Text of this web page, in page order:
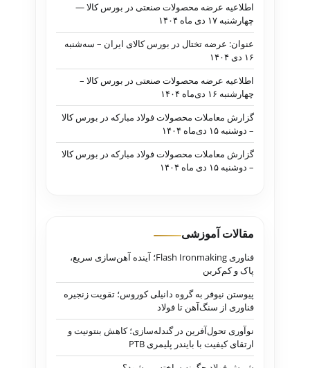
اطلاعیه عرضه محصولات صنعتی در بورس کالا —
چهارشنبه ۱۷ دی ماه ۱۴۰۴
عنوان: عرضه تختال در بورس کالای ایران – سه‌شنبه
۱۶ دی ۱۴۰۴
اطلاعیه عرضه محصولات صنعتی در بورس کالا –
چهارشنبه ۱۶ دی‌ماه ۱۴۰۴
گزارش معاملات محصولات فولاد مبارکه در بورس کالا
– دوشنبه ۱۵ دی‌ماه ۱۴۰۴
گزارش معاملات محصولات فولاد مبارکه در بورس کالا
– دوشنبه ۱۵ دی ماه ۱۴۰۴
مقالات آموزشی
فناوری Flash Ironmaking؛ آینده آهن‌سازی سریع،
پاک و کم‌کربن
پیوستن نیوفر به گروه دانیلی کوروس؛ تقویت زنجیره
فناوری از سنگ‌آهن تا فولاد
نوآوری تحول‌آفرین در گندله‌سازی؛ کاهش بنتونیت و
ارتقای کیفیت با بایندر پلیمری PTB